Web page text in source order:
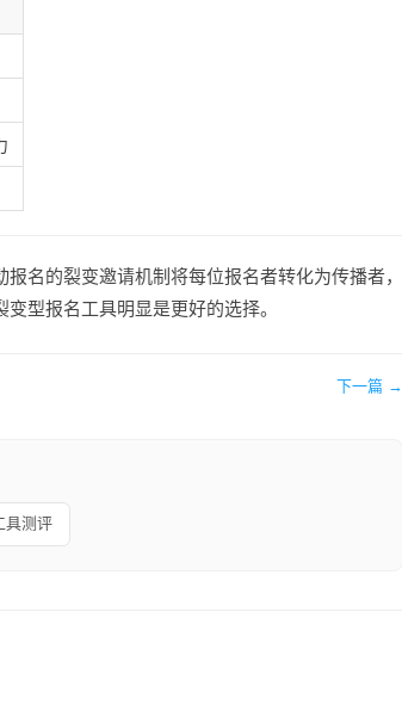
名的裂变邀请机制将每位报名者转化为传播者，
型报名工具明显是更好的选择。
下一篇 →
具测评